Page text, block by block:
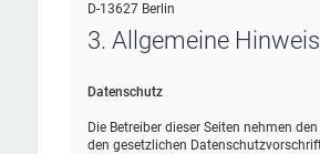
D-13627 Berlin
3. Allgemeine
Datenschutz
Die Betreiber dieser Seiten nehmen
den gesetzlichen